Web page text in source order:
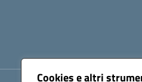
Cookies e altri